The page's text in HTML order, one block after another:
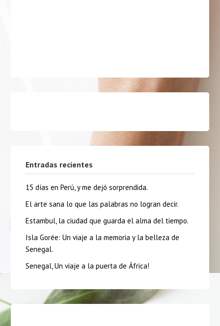
Entradas recientes
15 días en Perú, y me dejó sorprendida.
El arte sana lo que las palabras no logran decir.
Estambul, la ciudad que guarda el alma del tiempo.
Isla Gorée: Un viaje a la memoria y la belleza de
Senegal.
Senegal, Un viaje a la puerta de África!